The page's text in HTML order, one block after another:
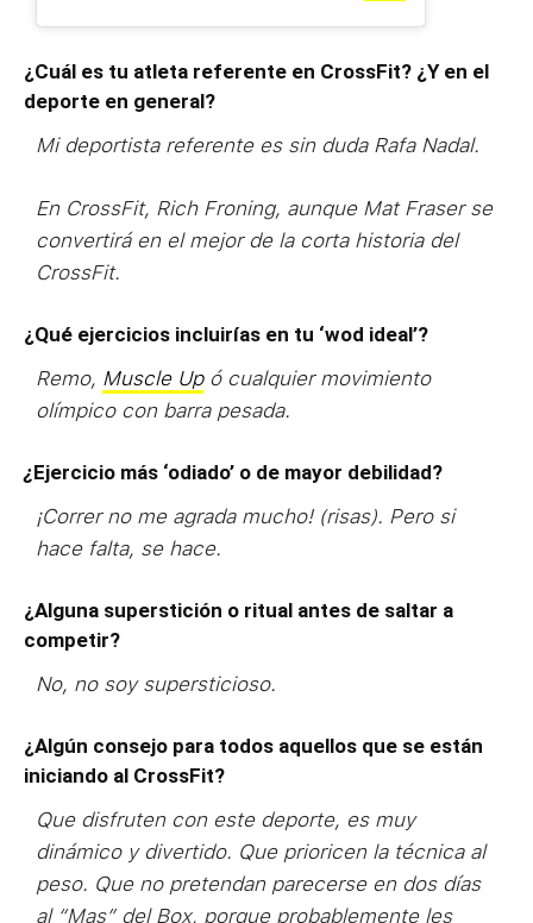
¿Cuál es tu atleta referente en CrossFit? ¿Y en el
deporte en general?
Mi deportista referente es sin duda Rafa Nadal.
En CrossFit, Rich Froning, aunque Mat Fraser se
convertirá en el mejor de la corta historia del
CrossFit.
¿Qué ejercicios incluirías en tu ‘wod ideal’?
Remo, Muscle Upó cualquier movimiento
olímpico con barra pesada.
¿Ejercicio más ‘odiado’ o de mayor debilidad?
¡Correr no me agrada mucho! (risas). Pero si
hace falta, se hace.
¿Alguna superstición o ritual antes de saltar a
competir?
No, no soy supersticioso.
¿Algún consejo para todos aquellos que se están
iniciando al CrossFit?
Que disfruten con este deporte, es muy
dinámico y divertido. Que prioricen la técnica al
peso. Que no pretendan parecerse en dos días
al “Mas” del Box, porque probablemente les